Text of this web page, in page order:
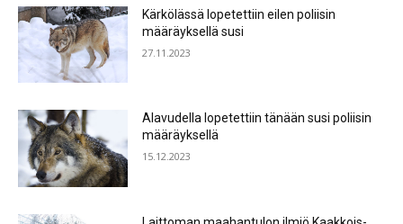
Kärkölässä lopetettiin eilen poliisin
määräyksellä susi
27.11.2023
Alavudella lopetettiin tänään susi poliisin
määräyksellä
15.12.2023